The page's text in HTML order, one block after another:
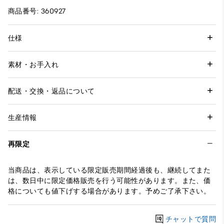
商品番号: 360927
仕様
素材・お手入れ
配送・交換・返品について
生産情報
再限定
当商品は、表示している限定販売期間経過後も、継続してまた
は、数日中に限定価格販売を行う可能性があります。また、価
格についても値下げする場合があります。予めご了承下さい。
チャットで質問